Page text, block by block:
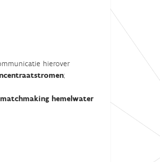
hierover
;
hemelwater